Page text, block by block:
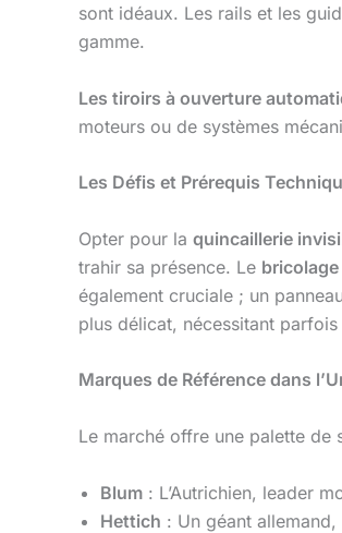
sont idéaux. Les rails et les
gamme.
Les tiroirs à ouverture
moteurs ou de systèmes
Les Défis et Prérequis
Opter pour la quincaillerie
trahir sa présence. Le bricolage
également cruciale ; un
plus délicat, nécessitant
Marques de Référence dans
Le marché offre une palette de
Blum : L’Autrichien, leader
Hettich : Un géant